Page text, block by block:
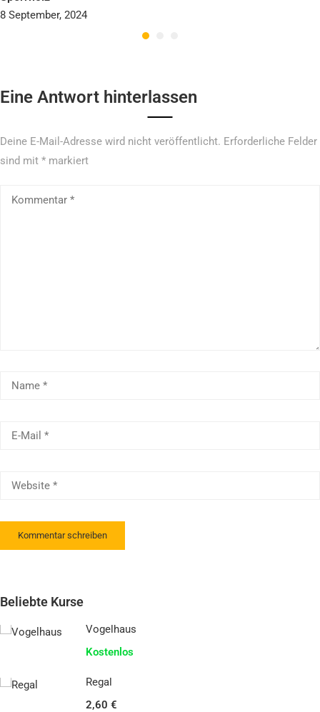
8 September, 2024
Eine Antwort hinterlassen
Deine E-Mail-Adresse wird nicht veröffentlicht. Erforderliche Felder
sind mit * markiert
Beliebte Kurse
Vogelhaus
Kostenlos
Regal
2,60 €